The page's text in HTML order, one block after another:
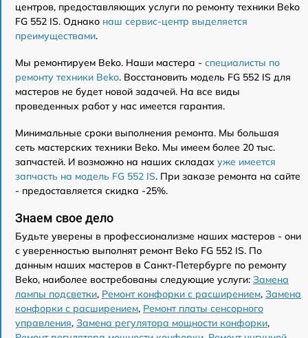
центров, предоставляющих услуги по ремонту техники Beko
FG 552 IS. Однако наш сервис-центр выделяется
преимуществами.
Мы ремонтируем Beko. Наши мастера - специалисты по
ремонту техники Beko. Восстановить модель FG 552 IS для
мастеров не будет новой задачей. На все виды
проведенных работ у нас имеется гарантия.
Минимальные сроки выполнения ремонта. Мы большая
сеть мастерских техники Beko. Мы имеем более 20 тыс.
запчастей. И возможно на наших складах уже имеется
запчасть на модель FG 552 IS. При заказе ремонта на сайте
- предоставляется скидка -25%.
Знаем свое дело
Будьте уверены в профессионализме наших мастеров - они
с уверенностью выполнят ремонт Beko FG 552 IS. По
данным наших мастеров в Санкт-Петербурге по ремонту
Beko, наиболее востребованы следующие услуги: Замена
лампы подсветки, Ремонт конфорки с расширением, Замена
конфорки с расширением, Ремонт платы сенсорного
управления, Замена регулятора мощности конфорки,